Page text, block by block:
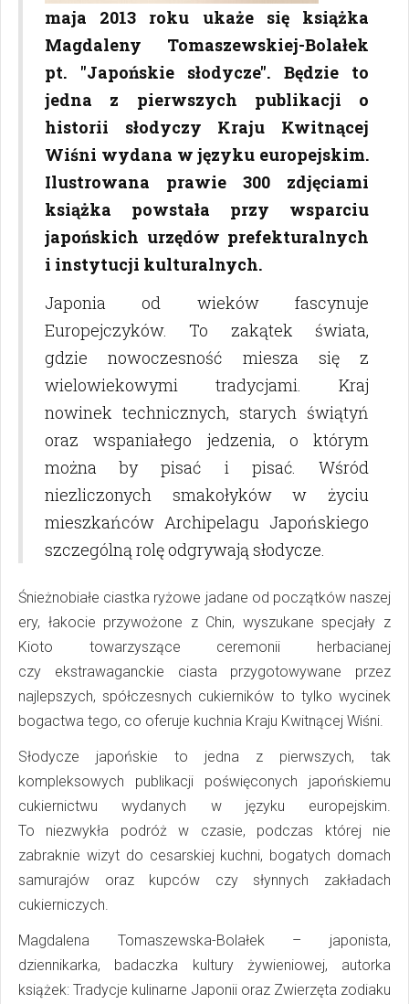
maja 2013 roku ukaże się książka
Magdaleny Tomaszewskiej-Bolałek
pt. "Japońskie słodycze". Będzie to
jedna z pierwszych publikacji o
historii słodyczy Kraju Kwitnącej
Wiśni wydana w języku europejskim.
Ilustrowana prawie 300 zdjęciami
książka powstała przy wsparciu
japońskich urzędów prefekturalnych
i instytucji kulturalnych.
Japonia od wieków fascynuje
Europejczyków. To zakątek świata,
gdzie nowoczesność miesza się z
wielowiekowymi tradycjami. Kraj
nowinek technicznych, starych świątyń
oraz wspaniałego jedzenia, o którym
można by pisać i pisać. Wśród
niezliczonych smakołyków w życiu
mieszkańców Archipelagu Japońskiego
szczególną rolę odgrywają słodycze.
Śnieżnobiałe ciastka ryżowe jadane od początków naszej
ery, łakocie przywożone z Chin, wyszukane specjały z
Kioto towarzyszące ceremonii herbacianej
czy ekstrawaganckie ciasta przygotowywane przez
najlepszych, spółczesnych cukierników to tylko wycinek
bogactwa tego, co oferuje kuchnia Kraju Kwitnącej Wiśni.
Słodycze japońskie to jedna z pierwszych, tak
kompleksowych publikacji poświęconych japońskiemu
cukiernictwu wydanych w języku europejskim.
To niezwykła podróż w czasie, podczas której nie
zabraknie wizyt do cesarskiej kuchni, bogatych domach
samurajów oraz kupców czy słynnych zakładach
cukierniczych.
Magdalena Tomaszewska-Bolałek – japonista,
dziennikarka, badaczka kultury żywieniowej, autorka
książek: Tradycje kulinarne Japonii oraz Zwierzęta zodiaku